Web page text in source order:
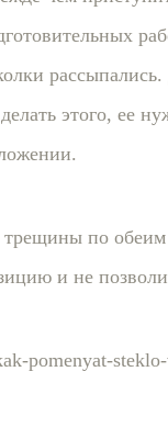
этого, ее
по обеим
и не